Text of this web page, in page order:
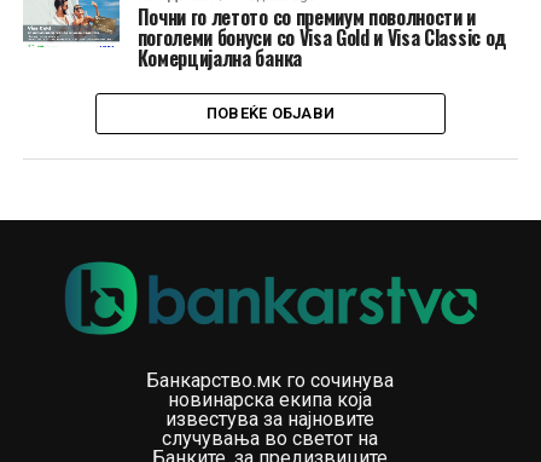
Почни го летото со премиум поволности и
поголеми бонуси со Visa Gold и Visa Classic од
Комерцијална банка
ПОВЕЌЕ ОБЈАВИ
Банкарство.мк го сочинува
новинарска екипа која
известува за најновите
случувања во светот на